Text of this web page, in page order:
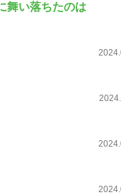
舞い落ちたのは